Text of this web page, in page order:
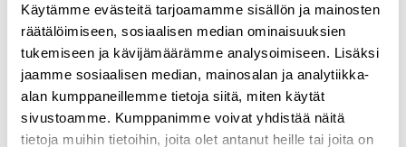
Käytämme evästeitä tarjoamamme sisällön ja mainosten
räätälöimiseen, sosiaalisen median ominaisuuksien
tukemiseen ja kävijämäärämme analysoimiseen. Lisäksi
jaamme sosiaalisen median, mainosalan ja analytiikka-
alan kumppaneillemme tietoja siitä, miten käytät
sivustoamme. Kumppanimme voivat yhdistää näitä
tietoja muihin tietoihin, joita olet antanut heille tai joita on
Käytännön työkaluja ja esimerkkejä avoimen datan
hyödyntämiseen.
Koulutus on maksuton